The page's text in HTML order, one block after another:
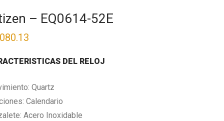
– EQ0614-52E
DEL RELOJ
Quartz
Calendario
Acero Inoxidable